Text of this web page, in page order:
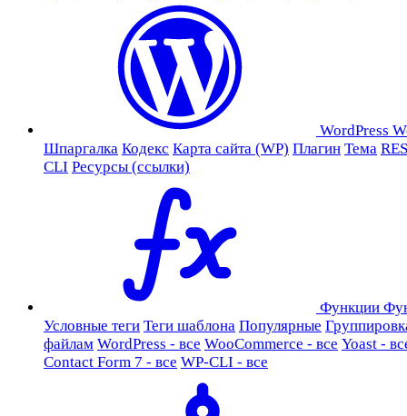
WordPress
Шпаргалка Кодекс Карта сайта (WP) Плагин Тема
CLI Ресурсы (ссылки)
Функции
Условные теги Теги шаблона Популярные
файлам WordPress - все WooCommerce - все Yoast -
Contact Form 7 - все WP-CLI - все